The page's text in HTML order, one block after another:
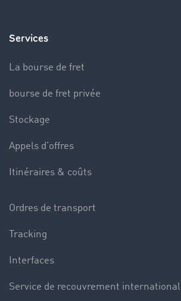
Services
La bourse de fret
bourse de fret privée
Stockage
Appels d’offres
Itinéraires & coûts
Ordres de transport
Tracking
Interfaces
Service de recouvrement international